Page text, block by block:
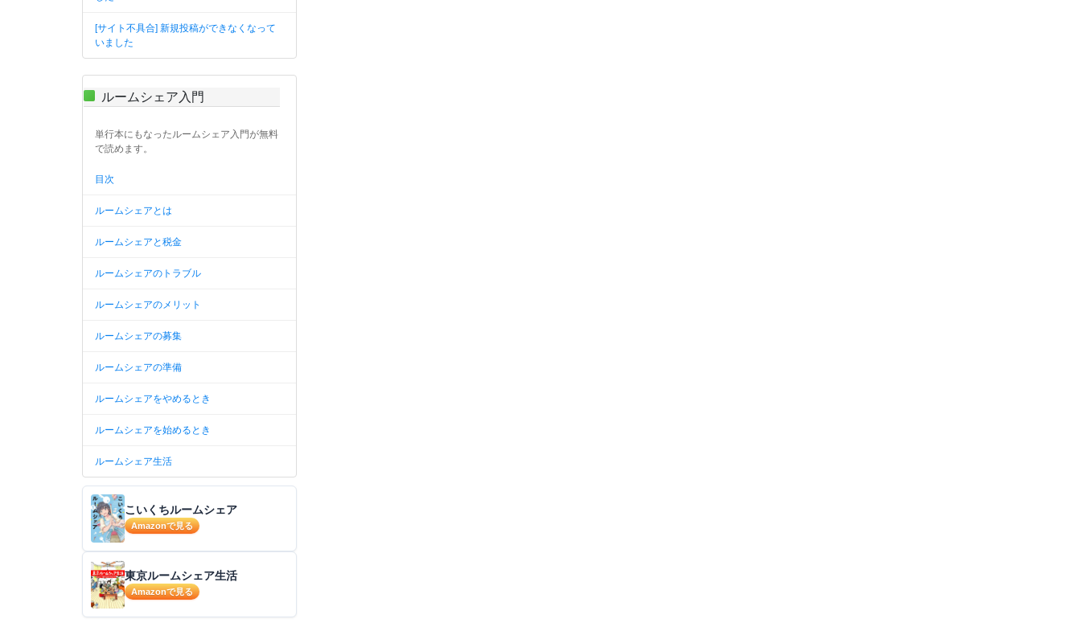
[サイト不具合] 新規投稿ができなくなって
いました
ルームシェア入門
単行本にもなったルームシェア入門が無料
で読めます。
目次
ルームシェアとは
ルームシェアと税金
ルームシェアのトラブル
ルームシェアのメリット
ルームシェアの募集
ルームシェアの準備
ルームシェアをやめるとき
ルームシェアを始めるとき
ルームシェア生活
こいくちルームシェア
Amazonで見る
東京ルームシェア生活
Amazonで見る